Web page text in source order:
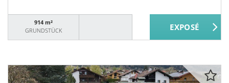
914 m²
GRUNDSTÜCK